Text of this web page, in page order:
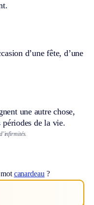
d’une fête, d’une
une autre chose,
périodes de la vie.
canardeau ?